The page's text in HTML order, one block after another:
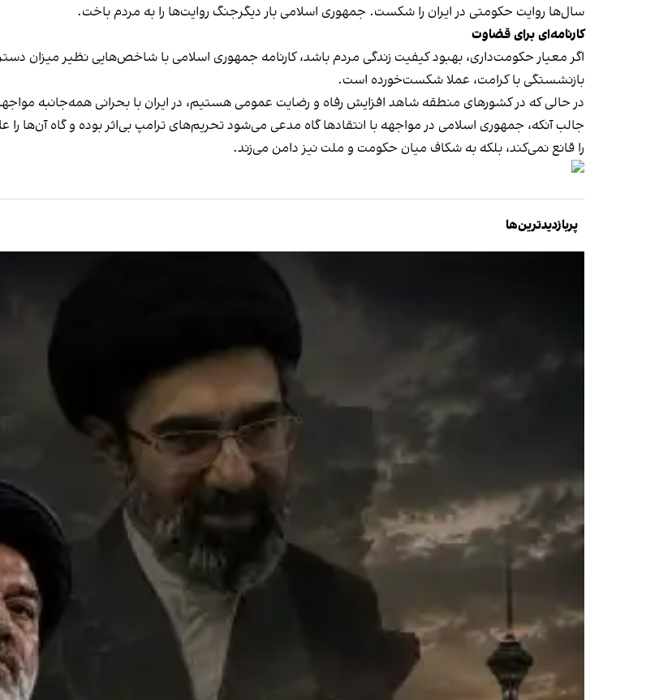
سال‌ها روایت حکومتی در ایران را شکست. جمهوری اسلامی بار دیگرجنگ روایت‌ها را به مردم باخت.
کارنامه‌ای برای قضاوت
اگر معیار حکومت‌داری، بهبود کیفیت زندگی مردم باشد، کارنامه جمهوری اسلامی با شاخص‌هایی نظیر میزان
بازنشستگی با کرامت، عملا شکست‌خورده است.
در حالی که در کشورهای منطقه شاهد افزایش رفاه و رضایت عمومی هستیم، در ایران با بحرانی همه‌جانبه
جالب آنکه، جمهوری اسلامی در مواجهه با انتقادها گاه مدعی می‌شود تحریم‌های ترامپ بی‌اثر بوده و گاه آن‌ها
را قانع نمی‌کند، بلکه به شکاف میان حکومت و ملت نیز دامن می‌زند.
پربازدیدترین‌ها